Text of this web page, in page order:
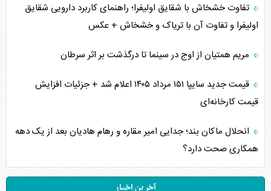
تفاوت خشخاش با شقایق اولیفرا؛ راهنمای کاربرد دارویی شقایق
اولیفرا و تفاوت آن با تریاک و خشخاش + عکس
مریم همتیان از اوج در سینما تا درگذشت بر اثر سرطان
قیمت جدید سایپا ۱۵۱ مرداد ۱۴۰۵ اعلام شد + جزئیات افزایش
قیمت کارخانه‌ای
انحلال ماکان بند؛ جدایی امیر مقاره و رهام هادیان بعد از یک دهه
همکاری صحت دارد؟
آخرین اخبار